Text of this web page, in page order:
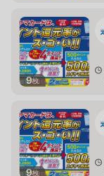
9枚
9枚